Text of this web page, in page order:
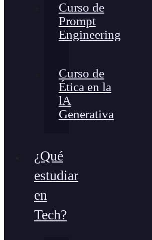
Curso de
Prompt
Engineering
Curso de
Ética en la
lA
Generativa
¿Qué
estudiar
en
Tech?